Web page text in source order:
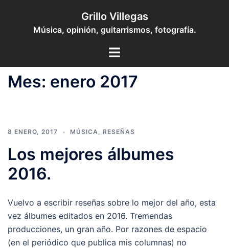
contenido
Grillo Villegas
Música, opinión, guitarrismos, fotografía.
Toggle
Mes: enero 2017
8 ENERO, 2017 MÚSICA, RESEÑAS
Los mejores álbumes
2016.
Vuelvo a escribir reseñas sobre lo mejor del año, esta
vez álbumes editados en 2016. Tremendas
producciones, un gran año. Por razones de espacio
(en el periódico que publica mis columnas) no